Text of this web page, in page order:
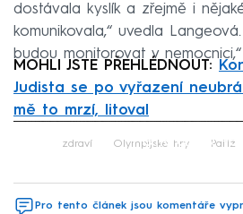
dostávala kyslík a zřejmě i
komunikovala,“ uvedla
budou monitorovat v
MOHLI JSTE PŘEHLÉDNOUT:
Judista se po vyřazení
mě to mrzí, litoval
Failed to
zdraví Olympijské hry Paříž
Pro tento článek jsou komentáře